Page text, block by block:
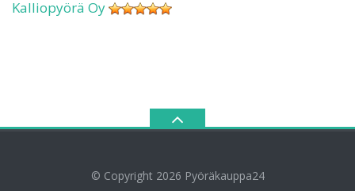
Kalliopyörä Oy
© Copyright 2026 Pyöräkauppa24